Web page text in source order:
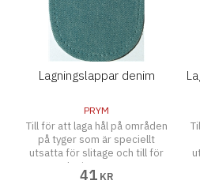
Lagningslappar denim
PRYM
Till för att laga hål på områden
på tyger som är speciellt
utsatta för slitage och till för
att designa ens egna
jeansapplikationer.
41 KR